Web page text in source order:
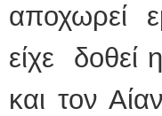
αποχωρεί
είχε δοθεί
και τον